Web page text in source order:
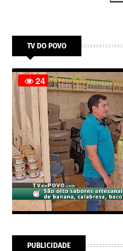
TV DO POVO
PUBLICIDADE